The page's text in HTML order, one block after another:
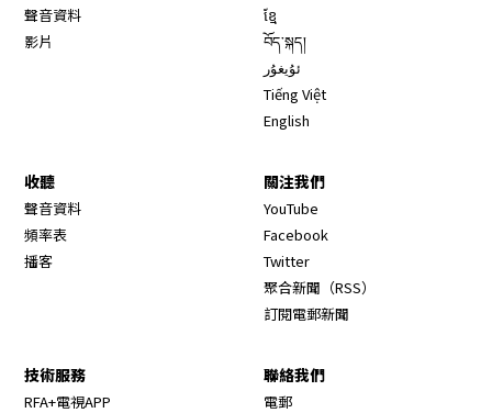
聲音資料
影片
ខ្មែ
བོད་སྐད།
ئۇيغۇر
Tiếng Việt
English
收聽
聲音資料
頻率表
播客
關注我們
YouTube
Facebook
Twitter
聚合新聞（RSS）
訂閱電郵新聞
技術服務
RFA+電視APP
聯絡我們
電郵